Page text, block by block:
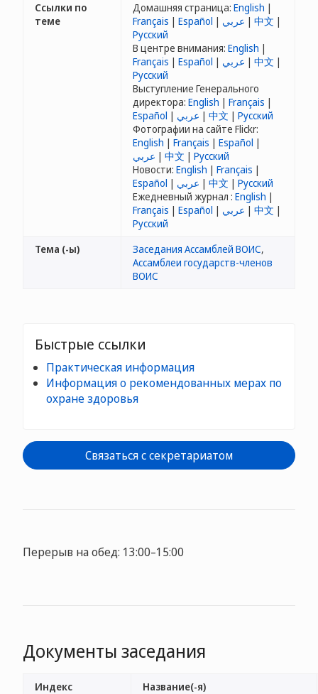
Ссылки по
теме
Домашняя страница: English |
Français | Español | عربي | 中文 |
Русский
В центре внимания: English |
Français | Español | عربي | 中文 |
Русский
Выступление Генерального
директора: English | Français |
Español | عربي | 中文 | Русский
Фотографии на сайте Flickr:
English | Français | Español |
عربي | 中文 | Русский
Новости: English | Français |
Español | عربي | 中文 | Русский
Ежедневный журнал : English |
Français | Español | عربي | 中文 |
Русский
Тема (-ы)
Заседания Ассамблей ВОИС,
Ассамблеи государств-членов
ВОИС
Быстрые ссылки
Практическая информация
Информация о рекомендованных мерах по
охране здоровья
Связаться с секретариатом
Перерыв на обед: 13:00–15:00
Документы заседания
Индекс Название(-я)